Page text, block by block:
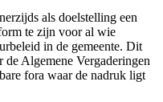
als doelstelling een
te zijn voor al wie
in de gemeente. Dit
de Algemene Vergaderingen
fora waar de nadruk ligt